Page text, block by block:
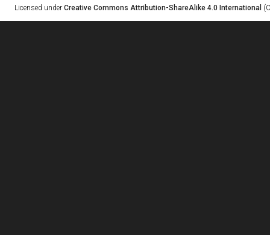
Licensed under Creative Commons Attribution-ShareAlike 4.0 International